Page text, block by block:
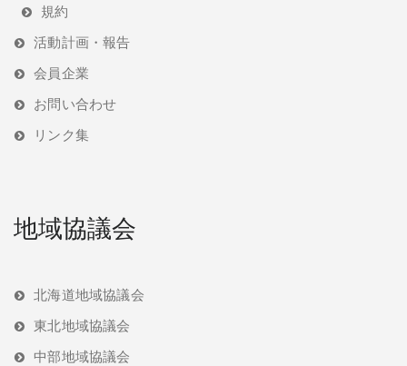
規約
活動計画・報告
会員企業
お問い合わせ
リンク集
地域協議会
北海道地域協議会
東北地域協議会
中部地域協議会